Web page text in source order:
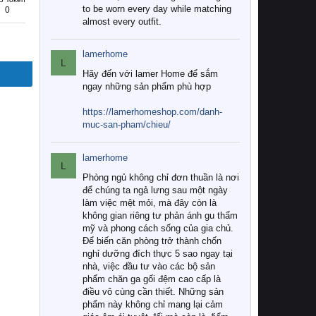
0
to be worn every day while matching
almost every outfit.
L
lamerhome
Hãy đến với lamer Home để sắm
ngay những sản phẩm phù hợp
https://lamerhomeshop.com/danh-
muc-san-pham/chieu/
L
lamerhome
Phòng ngủ không chỉ đơn thuần là nơi
để chúng ta ngả lưng sau một ngày
làm việc mệt mỏi, mà đây còn là
không gian riêng tư phản ánh gu thẩm
mỹ và phong cách sống của gia chủ.
Để biến căn phòng trở thành chốn
nghỉ dưỡng đích thực 5 sao ngay tại
nhà, việc đầu tư vào các bộ sản
phẩm chăn ga gối đệm cao cấp là
điều vô cùng cần thiết. Những sản
phẩm này không chỉ mang lại cảm